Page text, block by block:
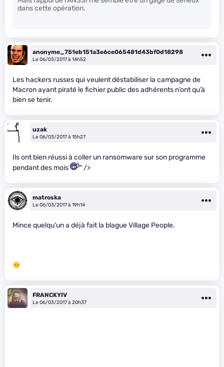
dans cette opération.
anonyme_751eb151a3e6ce065481d43bf0d18298
Le 06/03/2017 à 14h52
Les hackers russes qui veulent déstabiliser la campagne de
Macron ayant piraté le fichier public des adhérents n’ont qu’à
bien se tenir.
uzak
Le 06/03/2017 à 15h27
Ils ont bien réussi à coller un ransomware sur son programme
pendant des mois
" />
matroska
Le 06/03/2017 à 19h14
Mince quelqu’un a déjà fait la blague Village People.
FRANCKYIV
Le 06/03/2017 à 20h37